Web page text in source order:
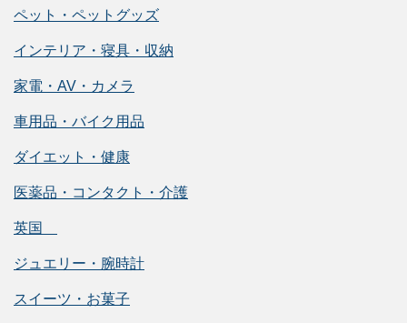
ペット・ペットグッズ
インテリア・寝具・収納
家電・AV・カメラ
車用品・バイク用品
ダイエット・健康
医薬品・コンタクト・介護
英国
ジュエリー・腕時計
スイーツ・お菓子